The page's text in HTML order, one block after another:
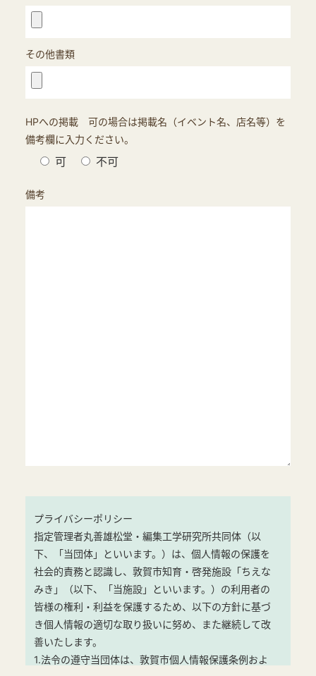
その他書類
HPへの掲載 可の場合は掲載名（イベント名、店名等）を
備考欄に入力ください。
可 不可
備考
プライバシーポリシー
指定管理者丸善雄松堂・編集工学研究所共同体（以
下、「当団体」といいます。）は、個人情報の保護を
社会的責務と認識し、敦賀市知育・啓発施設「ちえな
みき」（以下、「当施設」といいます。）の利用者の
皆様の権利・利益を保護するため、以下の方針に基づ
き個人情報の適切な取り扱いに努め、また継続して改
善いたします。
1.法令の遵守当団体は、敦賀市個人情報保護条例およ